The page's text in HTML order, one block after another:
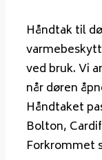
Håndtak til
ved bruk. Vi
når døren
Håndtaket
Bolton,
Forkrommet